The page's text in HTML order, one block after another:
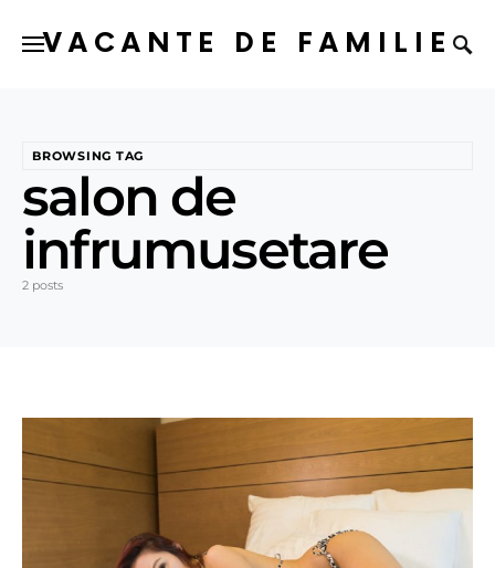
VACANTE DE FAMILIE
BROWSING TAG
salon de
infrumusetare
2 posts